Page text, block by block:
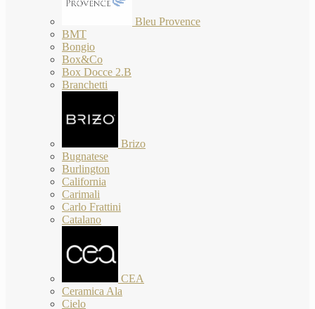
Bleu Provence
BMT
Bongio
Box&Co
Box Docce 2.B
Branchetti
Brizo
Bugnatese
Burlington
California
Carimali
Carlo Frattini
Catalano
CEA
Ceramica Ala
Cielo